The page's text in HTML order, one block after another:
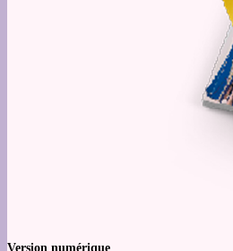
Version numérique